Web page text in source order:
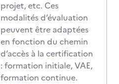
projet, etc. Ces
modalités d’évaluation
peuvent être adaptées
en fonction du chemin
d’accès à la certification
: formation initiale, VAE,
formation continue.